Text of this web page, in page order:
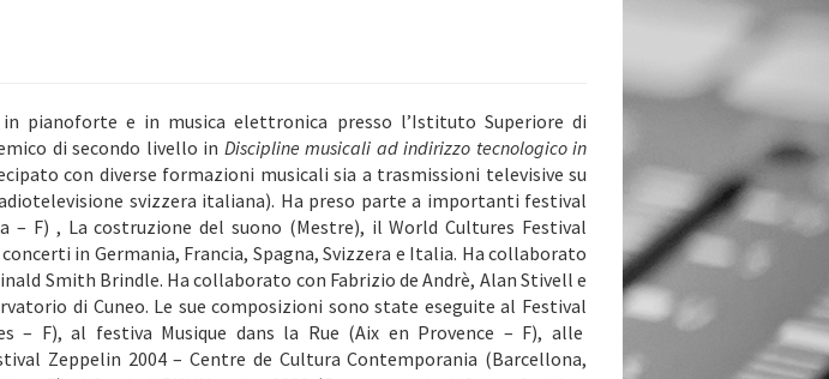
pianoforte e in musica elettronica presso l’Istituto Superiore di
di secondo livello in Discipline musicali ad indirizzo tecnologico in
con diverse formazioni musicali sia a trasmissioni televisive su
svizzera italiana). Ha preso parte a importanti festival
F) , La costruzione del suono (Mestre), il World Cultures Festival
in Germania, Francia, Spagna, Svizzera e Italia. Ha collaborato
Smith Brindle. Ha collaborato con Fabrizio de Andrè, Alan Stivell e
di Cuneo. Le sue composizioni sono state eseguite al Festival
– F), al festiva Musique dans la Rue (Aix en Provence – F), alle
Zeppelin 2004 – Centre de Cultura Contemporania (Barcellona,